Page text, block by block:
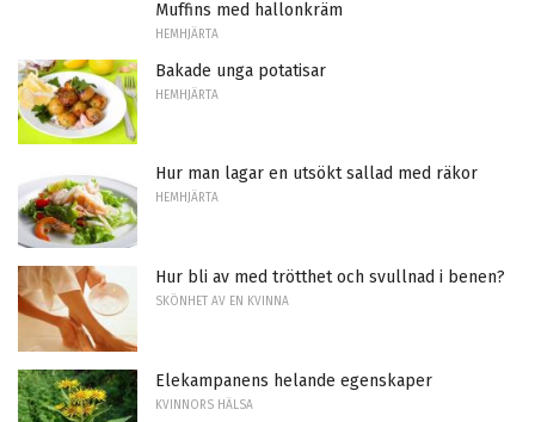
Muffins med hallonkräm
HEMHJÄRTA
Bakade unga potatisar
HEMHJÄRTA
Hur man lagar en utsökt sallad med räkor
HEMHJÄRTA
Hur bli av med trötthet och svullnad i benen?
SKÖNHET AV EN KVINNA
Elekampanens helande egenskaper
KVINNORS HÄLSA